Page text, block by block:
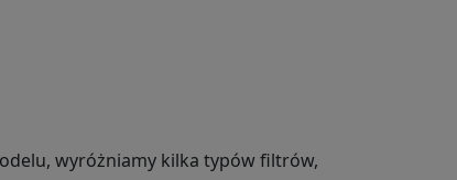
wyróżniamy kilka typów filtrów,